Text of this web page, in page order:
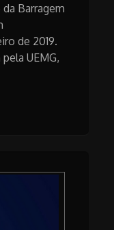
Barragem
de 2019.
UEMG,